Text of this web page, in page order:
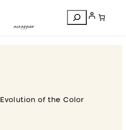
Search
Evolution of the Color